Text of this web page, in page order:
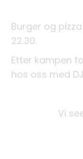
Burger og
22.30.
Etter kampen
hos oss med
Vi